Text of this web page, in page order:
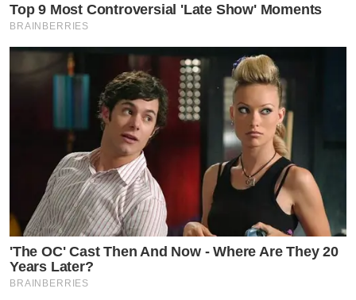
Top 9 Most Controversial 'Late Show' Moments
BRAINBERRIES
'The OC' Cast Then And Now - Where Are They 20
Years Later?
BRAINBERRIES